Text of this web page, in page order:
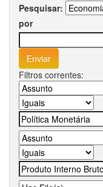
Pesquisar:
por
Filtros correntes: